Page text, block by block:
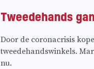
Tweedehands
Door de coronacrisis
tweedehandswinkels.
nu.